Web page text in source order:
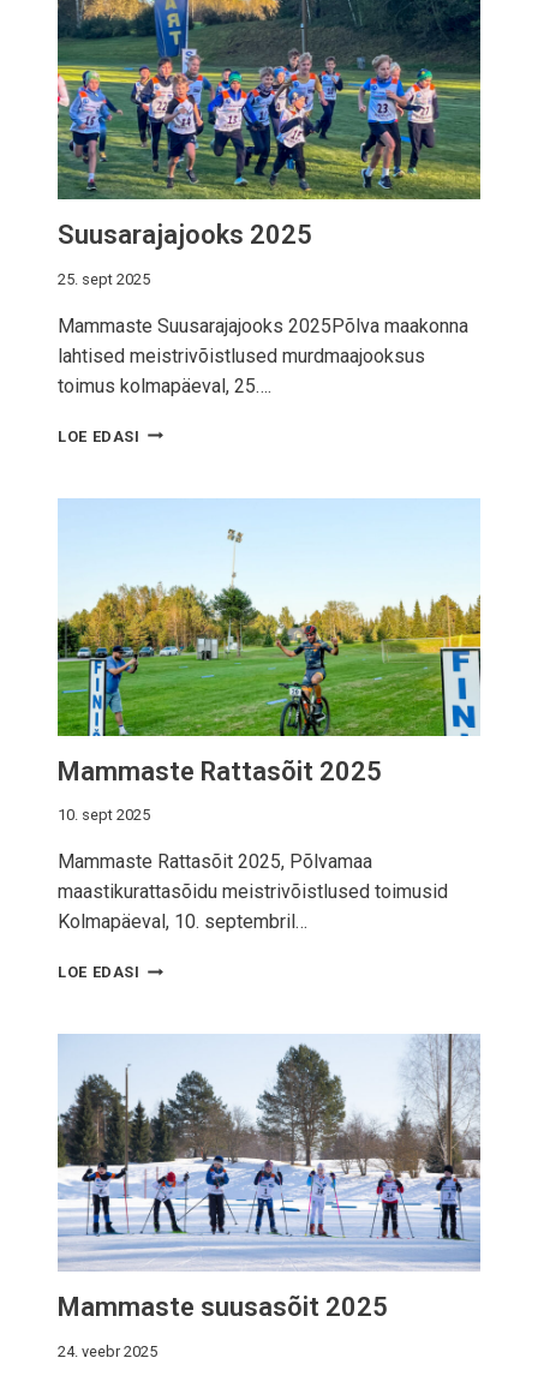
S
T
E
S
U
U
S
A
Õ
T
2
0
6
Suusarajajooks 2025
25. sept 2025
Mammaste Suusarajajooks 2025Põlva maakonna
lahtised meistrivõistlused murdmaajooksus
toimus kolmapäeval, 25….
LOE EDASI S
S
J
A
J
O
O
K
S
2
2
Mammaste Rattasõit 2025
10. sept 2025
Mammaste Rattasõit 2025, Põlvamaa
maastikurattasõidu meistrivõistlused toimusid
Kolmapäeval, 10. septembril…
LOE EDASI M
M
T
E
R
A
T
T
A
Õ
T
Mammaste suusasõit 2025
24. veebr 2025